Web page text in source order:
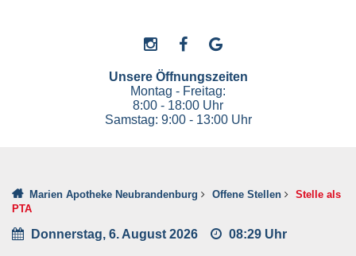
Unsere Öffnungszeiten
Montag - Freitag:
8:00 - 18:00 Uhr
Samstag: 9:00 - 13:00 Uhr
Marien Apotheke Neubrandenburg Offene Stellen
Stelle als
PTA
Donnerstag, 6. August 2026 08:29 Uhr